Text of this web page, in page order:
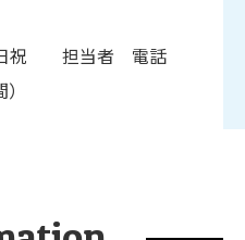
者 電話